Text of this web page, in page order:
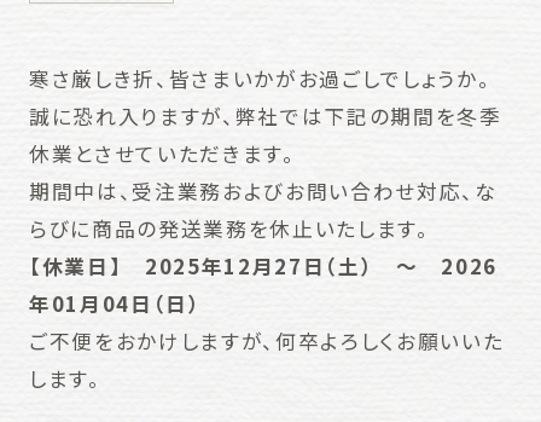
寒さ厳しき折、皆さまいかがお過ごしでしょうか。
誠に恐れ入りますが、弊社では下記の期間を冬季
休業とさせていただきます。
期間中は、受注業務およびお問い合わせ対応、な
らびに商品の発送業務を休止いたします。
【休業日】 2025年12月27 日（土） ～ 2026
年01月 04日（日）
ご不便をおかけしますが、何卒よろしくお願いいた
します。